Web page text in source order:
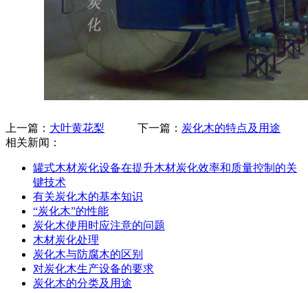
上一篇： 大叶黄花梨 下一篇： 炭化木的特点及用途
相关新闻：
罐式木材炭化设备在提升木材炭化效率和质量控制的关
键技术
有关炭化木的基本知识
“炭化木”的性能
炭化木使用时应注意的问题
木材炭化处理
炭化木与防腐木的区别
对炭化木生产设备的要求
炭化木的分类及用途